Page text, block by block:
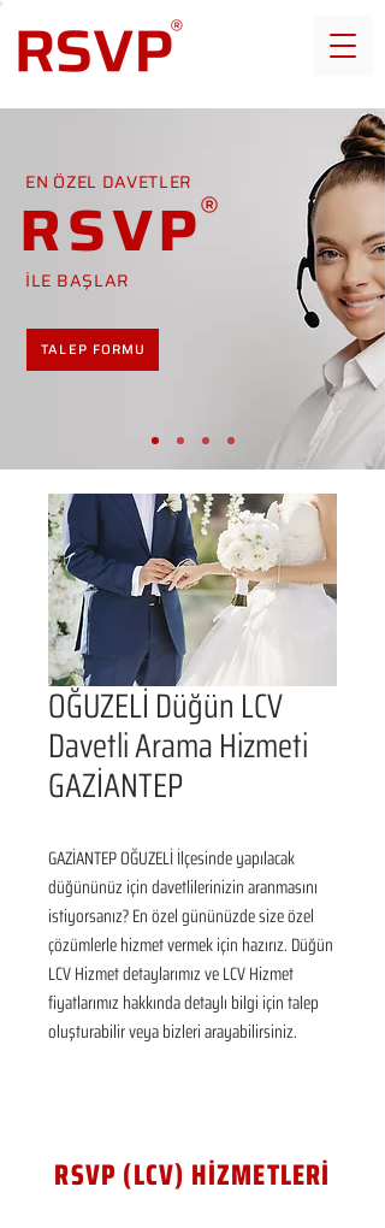
EN ÖZEL DAVETLER
RSVP
İLE BAŞLAR
TALEP FORMU
OĞUZELİ Düğün LCV
Davetli Arama Hizmeti
GAZİANTEP
GAZİANTEP OĞUZELİ İlçesinde yapılacak
düğününüz için davetlilerinizin aranmasını
istiyorsanız? En özel gününüzde size özel
çözümlerle hizmet vermek için hazırız. Düğün
LCV Hizmet detaylarımız ve LCV Hizmet
fiyatlarımız hakkında detaylı bilgi için talep
oluşturabilir veya bizleri arayabilirsiniz.
RSVP (LCV) HİZMETLERİ